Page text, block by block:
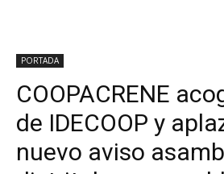
PORTADA
COOPACRENE
de IDECOOP y
nuevo aviso